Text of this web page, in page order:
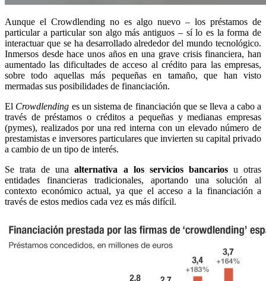
Aunque el Crowdlending no es algo nuevo – los préstamos de
particular a particular son algo más antiguos – sí lo es la forma de
interactuar que se ha desarrollado alrededor del mundo tecnológico.
Inmersos desde hace unos años en una grave crisis financiera, han
aumentado las dificultades de acceso al crédito para las empresas,
sobre todo aquellas más pequeñas en tamaño, que han visto
mermadas sus posibilidades de financiación.
El Crowdlending es un sistema de financiación que se lleva a cabo a
través de préstamos o créditos a pequeñas y medianas empresas
(pymes), realizados por una red interna con un elevado número de
prestamistas e inversores particulares que invierten su capital privado
a cambio de un tipo de interés.
Se trata de unaalternativa a los servicios bancariosu otras
entidades financieras tradicionales, aportando una solución al
contexto económico actual, ya que el acceso a la financiación a
través de estos medios cada vez es más difícil.